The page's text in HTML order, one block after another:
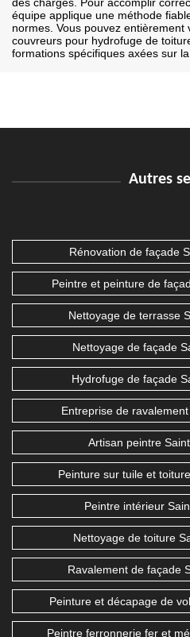
des charges. Pour accomplir
équipe applique une méthode
normes. Vous pouvez
couvreurs pour hydrofuge de
formations spécifiques axées sur
Autres
Rénovation de façade
Peintre et peinture de
Nettoyage de terrasse
Nettoyage de façade
Hydrofuge de façade
Entreprise de
Artisan peintre
Peinture sur tuile et
Peintre intérieur
Nettoyage de toiture
Ravalement de façade
Peinture et décapage de
Peintre ferronnerie fer et